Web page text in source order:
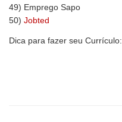
49) Emprego Sapo
50) Jobted
Dica para fazer seu Currículo: